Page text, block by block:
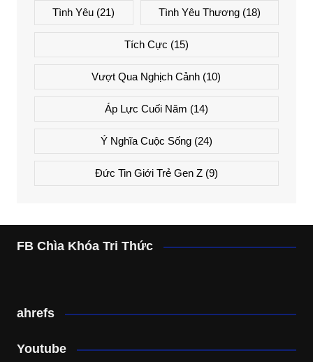
Tình Yêu (21) Tình Yêu Thương(18)
Tích Cực (15)
Vượt Qua Nghịch Cảnh (10)
Áp Lực Cuối Năm (14)
Ý Nghĩa Cuộc Sống(24)
Đức Tin Giới Trẻ Gen Z(9)
FB Chìa Khóa Tri Thức
ahrefs
Youtube